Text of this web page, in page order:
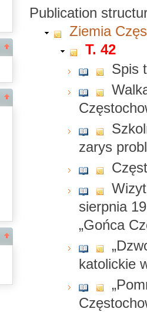
Publication
Ziemia
T. 42
Spis
zarys
sierpnia
„Gońca
katolickie